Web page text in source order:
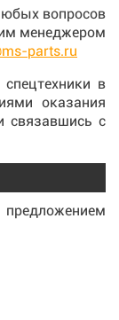
вопросов
менеджером
parts.ru
в
оказания
связавшись с